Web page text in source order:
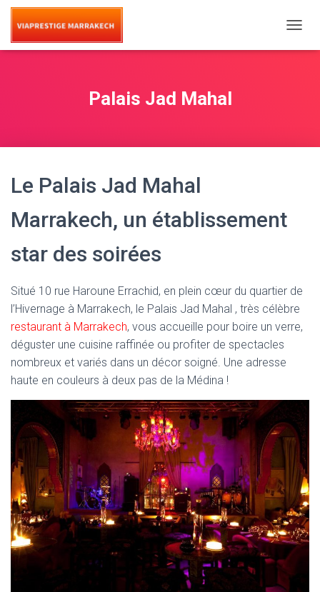
O
Palais Jad Mahal
Le Palais Jad Mahal
Marrakech, un établissement
star des soirées
Situé 10 rue Haroune Errachid, en plein cœur du quartier de
l’Hivernage à Marrakech, le Palais Jad Mahal , très célèbre
restaurant à Marrakech, vous accueille pour boire un verre,
déguster une cuisine raffinée ou profiter de spectacles
nombreux et variés dans un décor soigné. Une adresse
haute en couleurs à deux pas de la Médina !